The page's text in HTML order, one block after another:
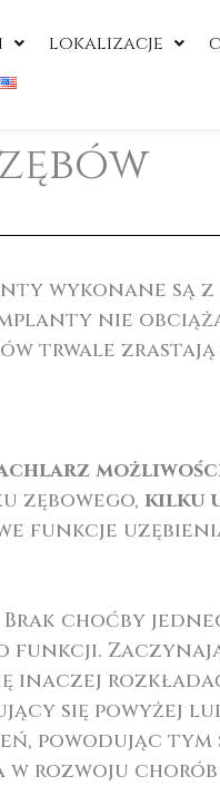
lokalizacje
wykonane są
nie
trwale
zębowego, kilku
funkcje
Brak choćby
funkcji.
inaczej
się powyżej
powodując
w rozwoju